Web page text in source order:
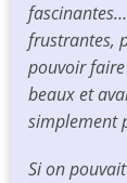
frustrantes,
pouvoir faire
beaux et
simplement
Si on